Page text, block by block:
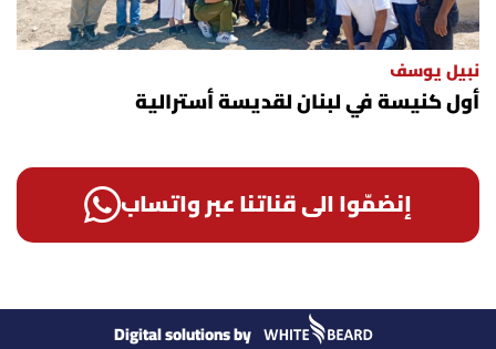
نبيل يوسف
أول كنيسة في لبنان لقديسة أسترالية
إنضمّوا الى قناتنا عبر واتساب
Digital solutions by